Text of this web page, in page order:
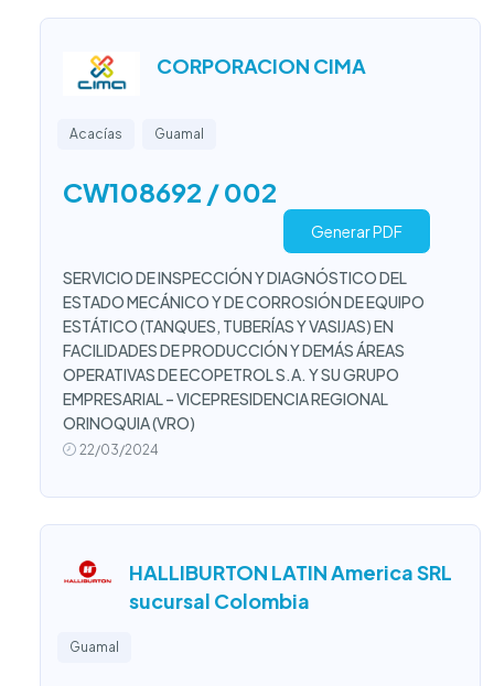
CORPORACION CIMA
Acacías Guamal
CW108692 / 002
Generar PDF
SERVICIO DE INSPECCIÓN Y DIAGNÓSTICO DEL
ESTADO MECÁNICO Y DE CORROSIÓN DE EQUIPO
ESTÁTICO (TANQUES, TUBERÍAS Y VASIJAS) EN
FACILIDADES DE PRODUCCIÓN Y DEMÁS ÁREAS
OPERATIVAS DE ECOPETROL S.A. Y SU GRUPO
EMPRESARIAL – VICEPRESIDENCIA REGIONAL
ORINOQUIA (VRO)
22/03/2024
HALLIBURTON LATIN America SRL
sucursal Colombia
Guamal